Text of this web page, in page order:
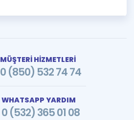
MÜŞTERİ HİZMETLERİ
0 (850) 532 74 74
WHATSAPP YARDIM
0 (532) 365 01 08